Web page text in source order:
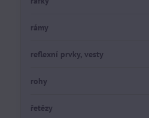
rámy
reflexní prvky, vesty
rohy
řetězy